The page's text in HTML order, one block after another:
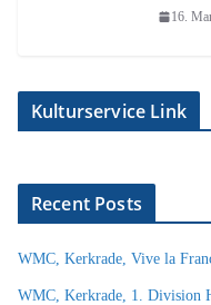
16.
Kulturservice Link
Recent Posts
WMC, Kerkrade, Vive la
WMC, Kerkrade, 1. Division